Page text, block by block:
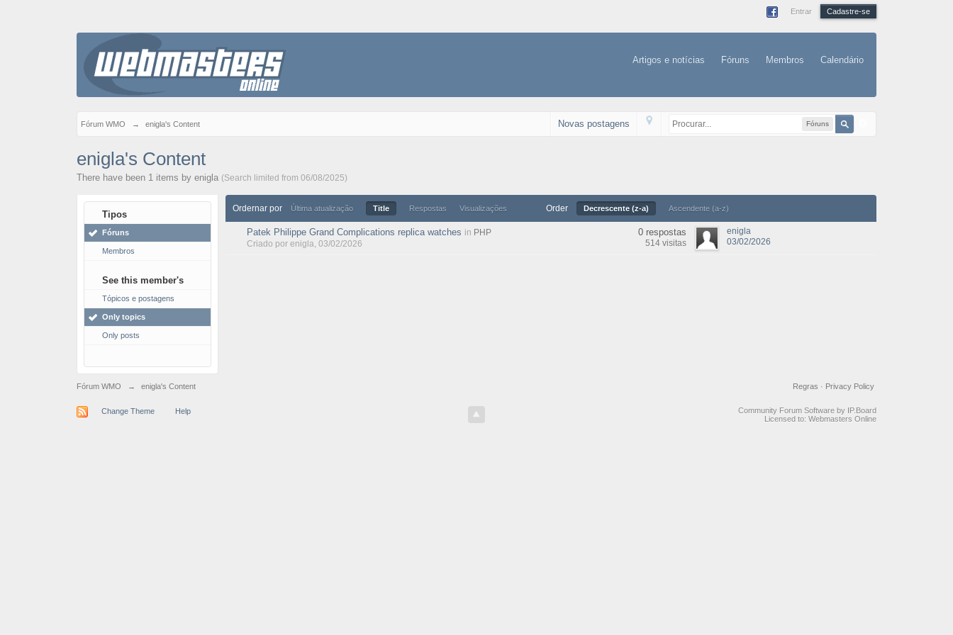
Entrar Cadastre-se
Artigos e notícias Fóruns Membros Calendário
Fórum WMO → enigla's Content Fóruns
Novas postagens
enigla's Content
There have been 1 items by enigla (Search limited from 06/08/2025)
Tipos
Fóruns
Membros
See this member's
Tópicos e postagens
Only topics
Only posts
Ordernar por Última atualização Title Respostas Visualizações Order Decrescente (z-a) Ascendente (a-z)
Patek Philippe Grand Complications replica watches in PHP
Criado por enigla, 03/02/2026
0 respostas
514 visitas
enigla
03/02/2026
Fórum WMO → enigla's Content Privacy Policy
Regras ·
Change Theme Help
Community Forum Software by IP.Board
Licensed to: Webmasters Online